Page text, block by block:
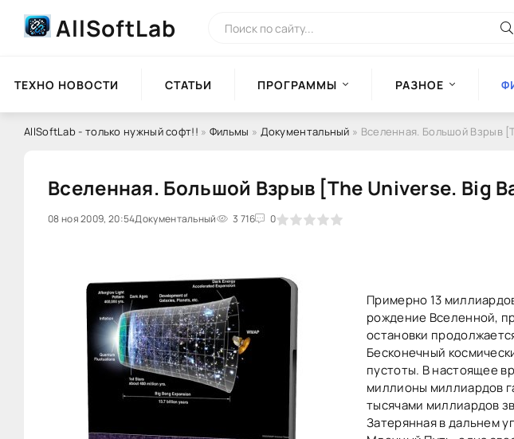
AllSoftLab
ТЕХНО НОВОСТИ СТАТЬИ ПРОГРАММЫ РАЗНОЕ
AllSoftLab - только нужный софт!! » Фильмы » Документальный » Вселенная. Большой Взрыв
Вселенная. Большой Взрыв [The Universe. Big
08 ноя 2009, 20:54Документальный 3 716 0
0 1 2 3 4 5
Примерно 13
рождение Вселенной,
остановки
Бесконечный
пустоты. В настоящее
миллионы миллиардов
тысячами миллиардов
Затерянная в дальнем